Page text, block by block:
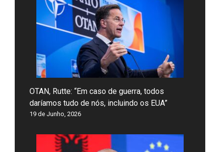
OTAN, Rutte: “Em caso de guerra, todos
daríamos tudo de nós, incluindo os EUA”
19 de Junho, 2026